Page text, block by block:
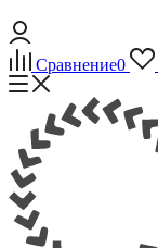
Сравнение0